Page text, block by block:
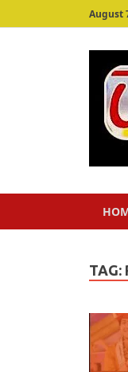
August
TAG: